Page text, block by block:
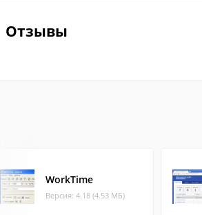
Отзывы
WorkTime
Версия: 4.18 (4.53 МБ)